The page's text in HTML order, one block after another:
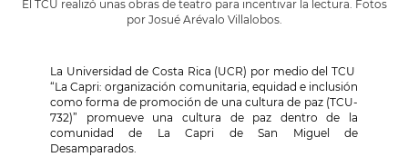
El TCU realizó unas obras de teatro para incentivar la lectura. Fotos
por Josué Arévalo Villalobos.
La Universidad de Costa Rica (UCR) por medio del TCU
“La Capri: organización comunitaria, equidad e inclusión
como forma de promoción de una cultura de paz (TCU-
732)” promueve una cultura de paz dentro de la
comunidad de La Capri de San Miguel de
Desamparados.